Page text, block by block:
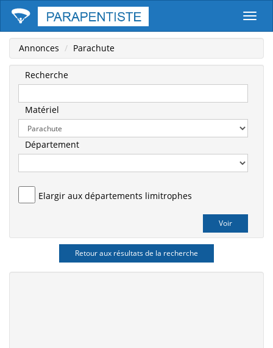
Annonces Parachute
Recherche
Matériel
Département
Elargir aux départements limitrophes
Retour aux résultats de la recherche